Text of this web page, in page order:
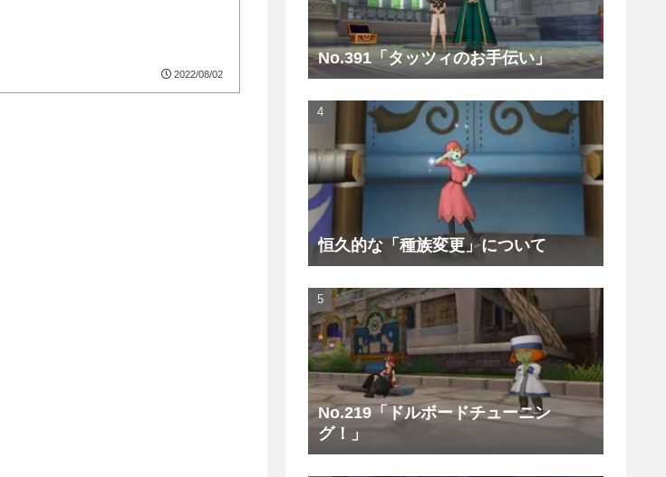
2022/08/02
No.391「タッツィのお手伝い」
恒久的な「種族変更」について
No.219「ドルボードチューニン
グ！」